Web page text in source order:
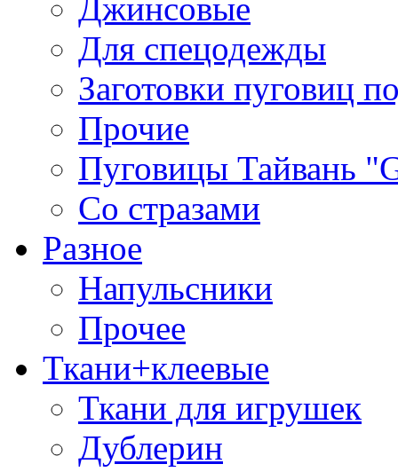
Джинсовые
Для спецодежды
Заготовки пуговиц
Прочие
Пуговицы Тайвань
Со стразами
Разное
Напульсники
Прочее
Ткани+клеевые
Ткани для игрушек
Дублерин